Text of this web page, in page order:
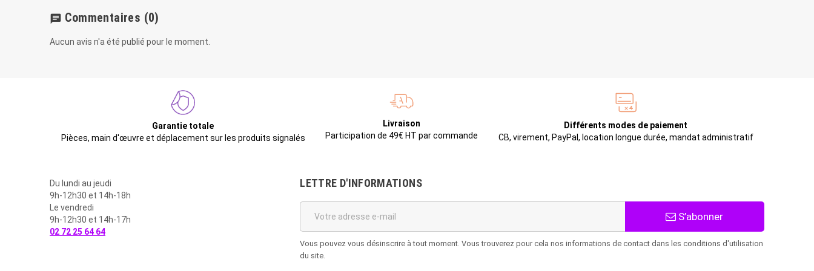
chat Commentaires (0)
Aucun avis n'a été publié pour le moment.
Garantie totale
Pièces, main d'œuvre et déplacement sur les produits signalés
Livraison
Participation de 49€ HT par commande
Différents modes de paiement
CB, virement, PayPal, location longue durée, mandat administratif
Du lundi au jeudi
9h-12h30 et 14h-18h
Le vendredi
9h-12h30 et 14h-17h
02 72 25 64 64
LETTRE D'INFORMATIONS
S’abonner
Vous pouvez vous désinscrire à tout moment. Vous trouverez pour cela nos informations de contact dans les conditions d'utilisation
du site.